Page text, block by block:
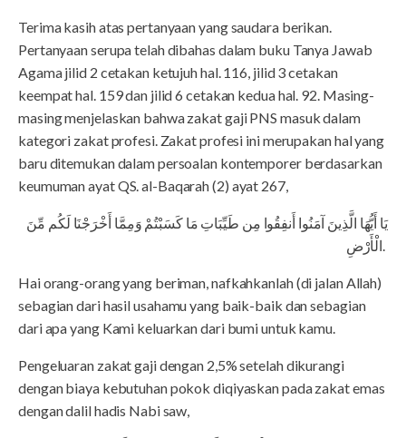
Terima kasih atas pertanyaan yang saudara berikan.
Pertanyaan serupa telah dibahas dalam buku Tanya Jawab
Agama jilid 2 cetakan ketujuh hal. 116, jilid 3 cetakan
keempat hal. 159 dan jilid 6 cetakan kedua hal. 92. Masing-
masing menjelaskan bahwa zakat gaji PNS masuk dalam
kategori zakat profesi. Zakat profesi ini merupakan hal yang
baru ditemukan dalam persoalan kontemporer berdasarkan
keumuman ayat QS. al-Baqarah (2) ayat 267,
يَا أَيُّهَا الَّذِينَ آمَنُوا أَنفِقُوا مِن طَيِّبَاتِ مَا كَسَبْتُمْ وَمِمَّا أَخْرَجْنَا لَكُم مِّنَ
الْأَرْضِ.
Hai orang-orang yang beriman, nafkahkanlah (di jalan Allah)
sebagian dari hasil usahamu yang baik-baik dan sebagian
dari apa yang Kami keluarkan dari bumi untuk kamu.
Pengeluaran zakat gaji dengan 2,5% setelah dikurangi
dengan biaya kebutuhan pokok diqiyaskan pada zakat emas
dengan dalil hadis Nabi saw,